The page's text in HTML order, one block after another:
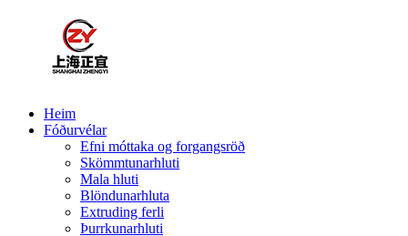
Heim
Fóðurvélar
Efni móttaka og forgangsröð
Skömmtunarhluti
Mala hluti
Blöndunarhluta
Extruding ferli
Þurrkunarhluti